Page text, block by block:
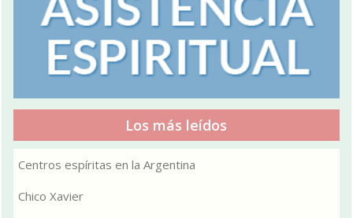
Los más leídos
Centros espíritas en la Argentina
Chico Xavier